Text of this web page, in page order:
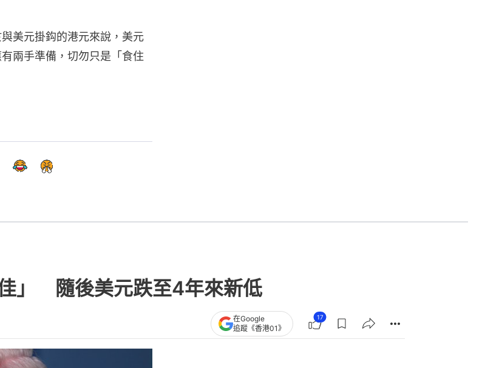
美元掛鈎的港元來說，美元
兩手準備，切勿只是「食住
」 隨後美元跌至4年來新低
在Google
追蹤《香港01》
17